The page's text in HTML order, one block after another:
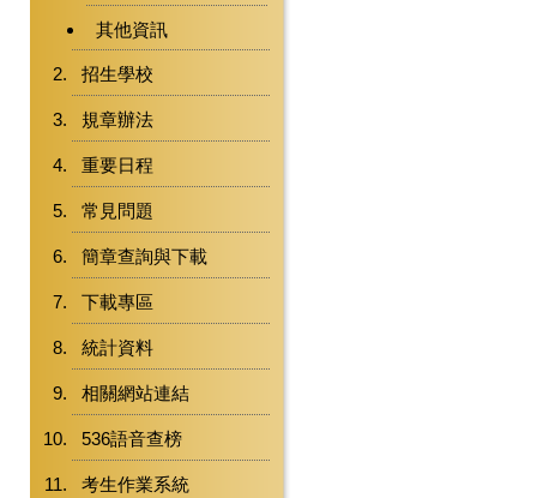
其他資訊
招生學校
規章辦法
重要日程
常見問題
簡章查詢與下載
下載專區
統計資料
相關網站連結
536語音查榜
考生作業系統